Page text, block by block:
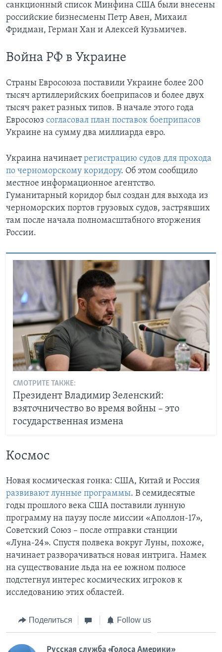
санкционный список Минфина США были внесены
российские бизнесмены Петр Авен, Михаил
Фридман, Герман Хан и Алексей Кузьмичев.
Война РФ в Украине
Страны Евросоюза поставили Украине более 200
тысяч артиллерийских боеприпасов и более двух
тысяч ракет разных типов. В начале этого года
Евросоюз согласовал план поставок боеприпасов
Украине на сумму два миллиарда евро.
Украина начинаетрегистрацию судов для прохода
по черноморскому коридору. Об этом сообщило
местное информационное агентство.
Гуманитарный коридор был создан для выхода из
черноморских портов грузовых судов, застрявших
там после начала полномасштабного вторжения
России.
СМОТРИТЕ ТАКЖЕ:
Президент Владимир Зеленский:
взяточничество во время войны – это
государственная измена
Космос
Новая космическая гонка: США, Китай и Россия
развивают лунные программы. В семидесятые
годы прошлого века США поставили лунную
программу на паузу после миссии «Аполлон-17»,
Советский Союз – после отправки станции
«Луна-24». Спустя полвека вокруг Луны, похоже,
начинает разворачиваться новая интрига. Намек
на существование льда на ее южном полюсе
подстегнул интерес космических игроков к
исследованию этих областей.
Поделиться Follow us
Русская служба «Голоса Америки»